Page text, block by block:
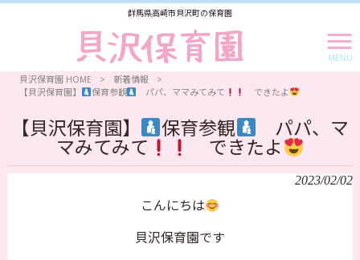
群馬県高崎市貝沢町の保育園
MENU
貝沢保育園 HOME > 新着情報
>
【貝沢保育園】
保育参観 パパ、ママみてみて できたよ
【貝沢保育園】 保育参観
パパ、マ
マみてみて
できたよ
2023/02/02
こんにちは
貝沢保育園です